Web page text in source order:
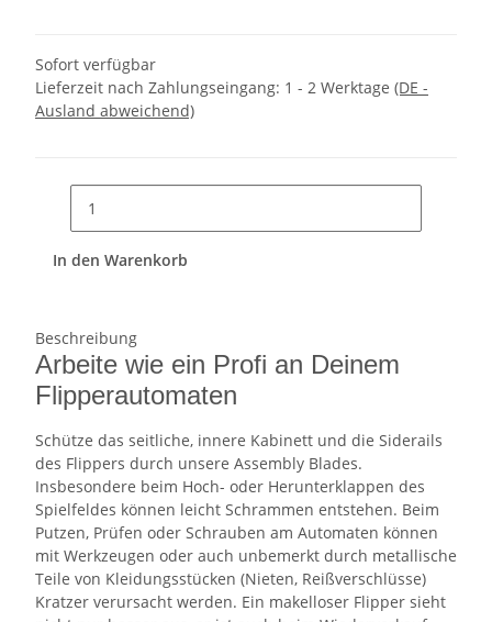
Sofort verfügbar
Lieferzeit nach Zahlungseingang: 1 - 2 Werktage (DE -
Ausland abweichend)
In den Warenkorb
Beschreibung
Arbeite wie ein Profi an Deinem
Flipperautomaten
Schütze das seitliche, innere Kabinett und die Siderails
des Flippers durch unsere Assembly Blades.
Insbesondere beim Hoch- oder Herunterklappen des
Spielfeldes können leicht Schrammen entstehen. Beim
Putzen, Prüfen oder Schrauben am Automaten können
mit Werkzeugen oder auch unbemerkt durch metallische
Teile von Kleidungsstücken (Nieten, Reißverschlüsse)
Kratzer verursacht werden. Ein makelloser Flipper sieht